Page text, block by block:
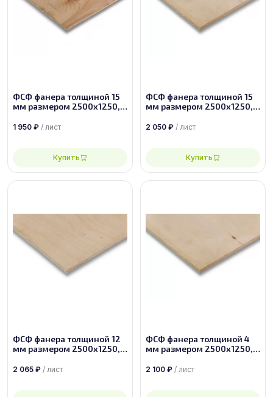
ФСФ фанера толщиной 15
мм размером 2500х1250,
1 950 ₽ / лист
Купить
ФСФ фанера толщиной 15
мм размером 2500х1250,
2 050 ₽ / лист
Купить
ФСФ фанера толщиной 12
мм размером 2500х1250,
2 065 ₽ / лист
ФСФ фанера толщиной 4
мм размером 2500х1250,
2 100 ₽ / лист